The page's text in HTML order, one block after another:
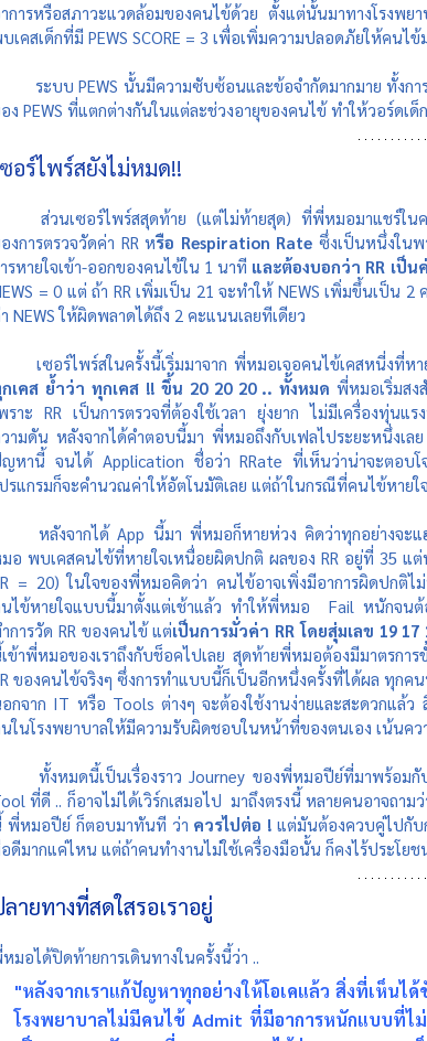
การหรือสภาวะแวดล้อมของคนไข้ด้วย ตั้งแต่นั้นมาทางโรง
เคสเด็กที่มี PEWS SCORE = 3 เพื่อเพิ่มความปลอดภัยให้คนไข้
ระบบ PEWS นั้นมีความซับซ้อนและข้อจำกัดมากมาย ทั้งก
ง PEWS ที่แตกต่างกันในแต่ละช่วงอายุของคนไข้ ทำให้วอร์ดเ
ซอร์ไพร์สยังไม่หมด!!
ส่วนเซอร์ไพร์สสุดท้าย (แต่ไม่ท้ายสุด) ที่พี่หมอมาแชร์ใน
งการตรวจวัดค่า RR หรือ Respiration Rate ซึ่งเป็นหนึ่งในพ
รหายใจเข้า-ออกของคนไข้ใน 1 นาที และต้องบอกว่า RR เป็น
= 0 แต่ ถ้า RR เพิ่มเป็น 21 จะทำให้ NEWS เพิ่มขึ้นเป็น
NEWS ให้ผิดพลาดได้ถึง 2 คะแนนเลยทีเดียว
เซอร์ไพร์สในครั้งนี้เริ่มมาจาก พี่หมอเจอคนไข้เคสหนี่งที่ห
เคส ย้ำว่า ทุกเคส !! ขึ้น 20 20 20 .. ทั้งหมด พี่หมอเริ่มสง
ราะ RR เป็นการตรวจที่ต้องใช้เวลา ยุ่งยาก ไม่มีเครื่องทุ่น
ามดัน หลังจากได้คำตอบนี้มา พี่หมอถึงกับเฟลไประยะหนึ่งเ
หานี้ จนได้ Application ชื่อว่า RRate ที่เห็นว่าน่าจะตอบโ
รแกรมก็จะคำนวณค่าให้อัตโนมัติเลย แต่ถ้าในกรณีที่คนไข้หาย
หลังจากได้ App นี้มา พี่หมอก็หายห่วง คิดว่าทุกอย่างจะแ
อ พบเคสคนไข้ที่หายใจเหนื่อยผิดปกติ ผลของ RR อยู่ที่ 35 แ
= 20) ในใจของพี่หมอคิดว่า คนไข้อาจเพิ่งมีอาการผิดปกติ
ไข้หายใจแบบนี้มาตั้งแต่เช้าแล้ว ทำให้พี่หมอ  Fail หนักจนต้
การวัด RR ของคนไข้ แต่เป็นการมั่วค่า RR โดยสุ่มเลข 19
ข้าพี่หมอของเราถึงกับช็อคไปเลย สุดท้ายพี่หมอต้องมีมาตรกา
ของคนไข้จริงๆ ซึ่งการทำแบบนี้ก็เป็นอีกหนึ่งครั้งที่ได้ผล ทุกค
กจาก IT หรือ Tools ต่างๆ จะต้องใช้งานง่ายและสะดวกแล้ว
ในโรงพยาบาลให้มีความรับผิดชอบในหน้าที่ของตนเอง เน้นค
ทั้งหมดนี้เป็นเรื่องราว Journey ของพี่หมอปีย์ที่มาพร้อม
ที่ดี .. ก็อาจไม่ได้เวิร์กเสมอไป  มาถึงตรงนี้ หลายคนอาจถาม
พี่หมอปีย์ ก็ตอบมาทันที ว่า ควรไปต่อ ! แต่มันต้องควบคู่ไปกับก
ดีมากแค่ไหน แต่ถ้าคนทำงานไม่ใช้เครื่องมือนั้น ก็คงไร้ประโยช
ายทางที่สดใสรอเราอยู่
มอได้ปิดท้ายการเดินทางในครั้งนี้ว่า ..
"หลังจากเราแก้ปัญหาทุกอย่างให้โอเคแล้ว สิ่งที่เห็นได้
โรงพยาบาลไม่มีคนไข้ Admit ที่มีอาการหนักแบบที่ไ